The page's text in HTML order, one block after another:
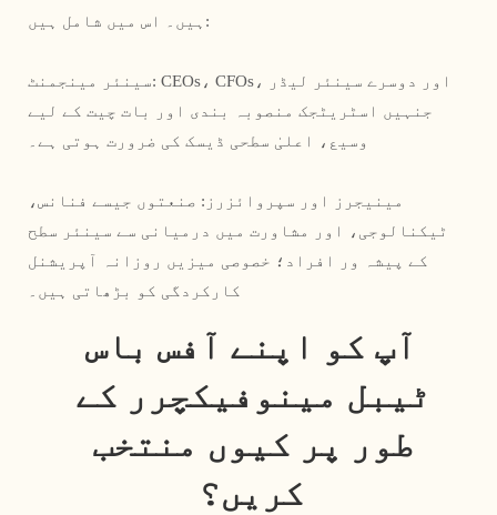
ہیں۔ اس میں شامل ہیں:
سینئر مینجمنٹ: CEOs، CFOs، اور دوسرے سینئر لیڈر
جنہیں اسٹریٹجک منصوبہ بندی اور بات چیت کے لیے
وسیع، اعلیٰ سطحی ڈیسک کی ضرورت ہوتی ہے۔
مینیجرز اور سپروائزرز: صنعتوں جیسے فنانس،
ٹیکنالوجی، اور مشاورت میں درمیانی سے سینئر سطح
کے پیشہ ور افراد؛ خصوصی میزیں روزانہ آپریشنل
کارکردگی کو بڑھاتی ہیں۔
کریں؟